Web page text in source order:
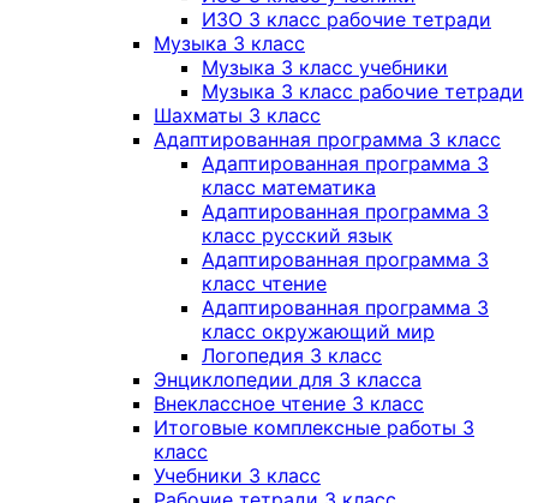
ИЗО 3 класс рабочие тетради
Музыка 3 класс
Музыка 3 класс учебники
Музыка 3 класс рабочие тетради
Шахматы 3 класс
Адаптированная программа 3 класс
Адаптированная программа 3
класс математика
Адаптированная программа 3
класс русский язык
Адаптированная программа 3
класс чтение
Адаптированная программа 3
класс окружающий мир
Логопедия 3 класс
Энциклопедии для 3 класса
Внеклассное чтение 3 класс
Итоговые комплексные работы 3
класс
Учебники 3 класс